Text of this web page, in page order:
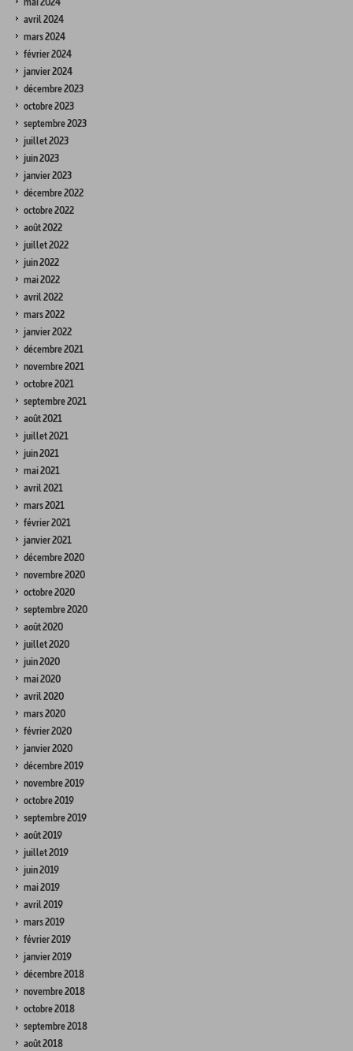
avril 2024
mars 2024
février 2024
janvier 2024
décembre 2023
octobre 2023
septembre 2023
juillet 2023
juin 2023
janvier 2023
décembre 2022
octobre 2022
août 2022
juillet 2022
juin 2022
mai 2022
avril 2022
mars 2022
janvier 2022
décembre 2021
novembre 2021
octobre 2021
septembre 2021
août 2021
juillet 2021
juin 2021
mai 2021
avril 2021
mars 2021
février 2021
janvier 2021
décembre 2020
novembre 2020
octobre 2020
septembre 2020
août 2020
juillet 2020
juin 2020
mai 2020
avril 2020
mars 2020
février 2020
janvier 2020
décembre 2019
novembre 2019
octobre 2019
septembre 2019
août 2019
juillet 2019
juin 2019
mai 2019
avril 2019
mars 2019
février 2019
janvier 2019
décembre 2018
novembre 2018
octobre 2018
septembre 2018
août 2018